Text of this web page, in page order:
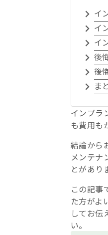
イ
イ
イ
後
後
ま
インプラ
も費用も
結論から
メンテナ
とがあり
この記事
た方がよ
してお伝
い。